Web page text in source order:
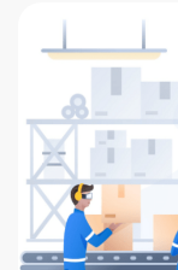
повышению